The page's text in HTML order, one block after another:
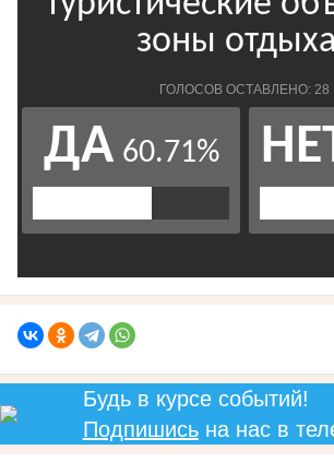
Будь в курсе событий!
Подпишисьна нас в